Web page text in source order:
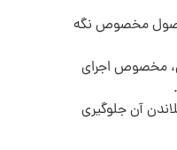
مخصوص نگه
مخصوص اجرای
آن جلوگیری